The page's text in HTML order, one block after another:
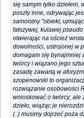
się samym tylko dziełem,
poszły inne, odrywając
samoistny "obiekt,
fałszywej, kulawej
otwierając na oścież
dowolności, ustrojonej w
domagam się bynajmniej
twórcy i wiązano jego
zasadę zawartą w
szopenowski to
rozwiązanie osobowości
wnioskować o twórcy; ale
dzieło, wiążąc je
(..) musimy dojrzeć poza